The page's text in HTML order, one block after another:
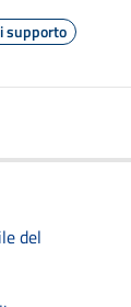
supporto
del